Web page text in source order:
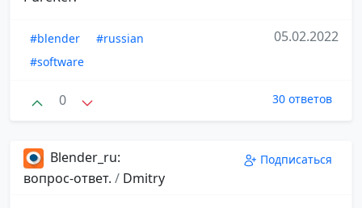
#blender
#russian
#software
05.02.2022
0 30 ответов
Blender_ru:
вопрос-ответ. / Dmitry
Подписаться